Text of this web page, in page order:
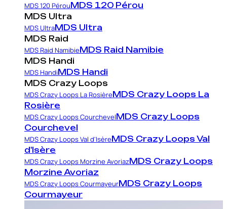
MDS 120 PérouMDS 120 Pérou
MDS Ultra
MDS UltraMDS Ultra
MDS Raid
MDS Raid NamibieMDS Raid Namibie
MDS Handi
MDS HandiMDS Handi
MDS Crazy Loops
MDS Crazy Loops La RosièreMDS Crazy Loops La
Rosière
MDS Crazy Loops CourchevelMDS Crazy Loops
Courchevel
MDS Crazy Loops Val d'IsèreMDS Crazy Loops Val
d'Isère
MDS Crazy Loops Morzine AvoriazMDS Crazy Loops
Morzine Avoriaz
MDS Crazy Loops CourmayeurMDS Crazy Loops
Courmayeur